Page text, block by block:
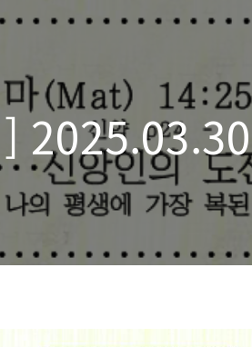
2025.03.30